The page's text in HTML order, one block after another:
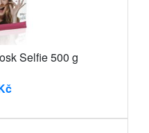
Selfie 500 g